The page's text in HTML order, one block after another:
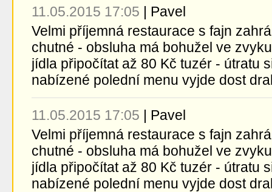
11.05.2015 17:05 | Pavel
Velmi příjemná restaurace s fajn
chutné - obsluha má bohužel ve
jídla připočítat až 80 Kč tuzér - útratu
nabízené polední menu vyjde dost
11.05.2015 17:05 | Pavel
Velmi příjemná restaurace s fajn
chutné - obsluha má bohužel ve
jídla připočítat až 80 Kč tuzér - útratu
nabízené polední menu vyjde dost